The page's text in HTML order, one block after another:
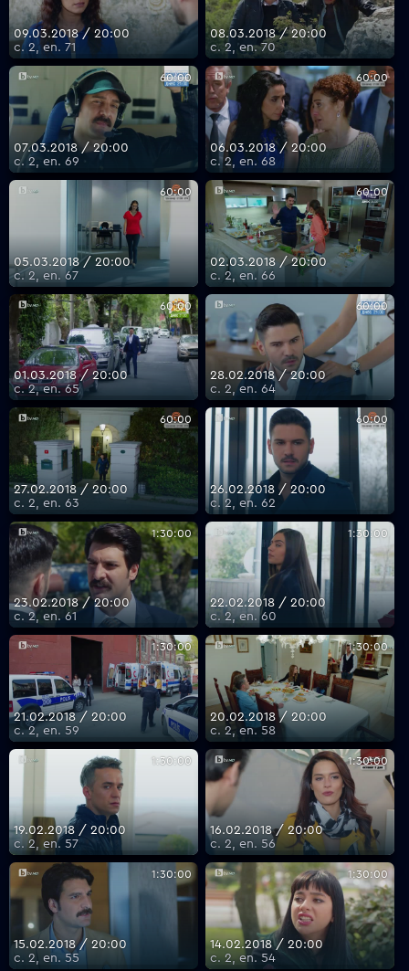
09.03.2018 / 20:00
с. 2, еп. 71
08.03.2018 / 20:00
с. 2, еп. 70
60:00
07.03.2018 / 20:00
с. 2, еп. 69
60:00
06.03.2018 / 20:00
с. 2, еп. 68
60:00
05.03.2018 / 20:00
с. 2, еп. 67
60:00
02.03.2018 / 20:00
с. 2, еп. 66
60:00
01.03.2018 / 20:00
с. 2, еп. 65
60:00
28.02.2018 / 20:00
с. 2, еп. 64
60:00
27.02.2018 / 20:00
с. 2, еп. 63
60:00
26.02.2018 / 20:00
с. 2, еп. 62
1:30:00
23.02.2018 / 20:00
с. 2, еп. 61
1:30:00
22.02.2018 / 20:00
с. 2, еп. 60
1:30:00
21.02.2018 / 20:00
с. 2, еп. 59
1:30:00
20.02.2018 / 20:00
с. 2, еп. 58
1:30:00
19.02.2018 / 20:00
с. 2, еп. 57
1:30:00
16.02.2018 / 20:00
с. 2, еп. 56
1:30:00
15.02.2018 / 20:00
с. 2, еп. 55
1:30:00
14.02.2018 / 20:00
с. 2, еп. 54